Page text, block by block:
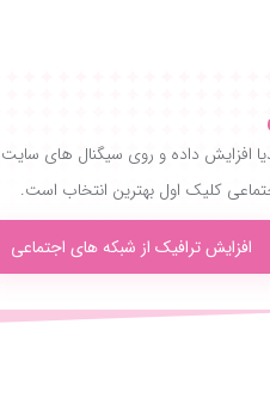
افزایش داده و روی سیگنال های سایت
کلیک اول بهترین انتخاب است.
افزایش ترافیک از شبکه های اجتماعی